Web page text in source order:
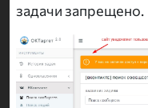
задачи запрещено.